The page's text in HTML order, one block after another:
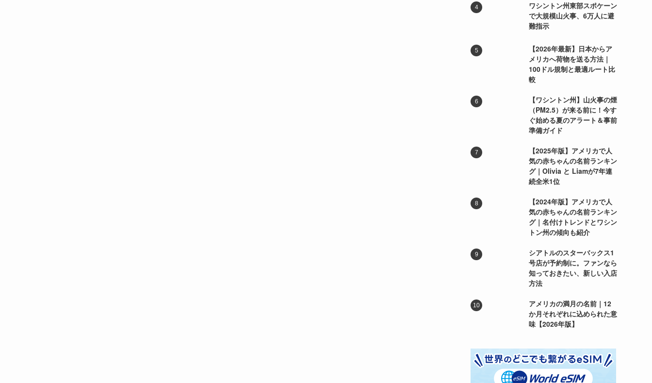
ワシントン州東部スポケーン
で大規模山火事、6万人に避
難指示
【2026年最新】日本からア
メリカへ荷物を送る方法｜
100ドル規制と最適ルート比
較
【ワシントン州】山火事の煙
（PM2.5）が来る前に！今す
ぐ始める夏のアラート＆事前
準備ガイド
【2025年版】アメリカで人
気の赤ちゃんの名前ランキン
グ｜Olivia と Liamが7年連
続全米1位
【2024年版】アメリカで人
気の赤ちゃんの名前ランキン
グ｜名付けトレンドとワシン
トン州の傾向も紹介
シアトルのスターバックス1
号店が予約制に。ファンなら
知っておきたい、新しい入店
方法
アメリカの満月の名前｜12
か月それぞれに込められた意
味【2026年版】